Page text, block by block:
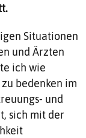
Situationen
und Ärzten
ich wie
bedenken im
und
sich mit der